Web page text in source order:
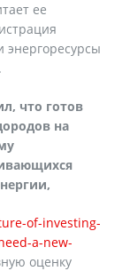
ее
энергоресурсы
что готов
на
of-investing-
a-new-
оценку